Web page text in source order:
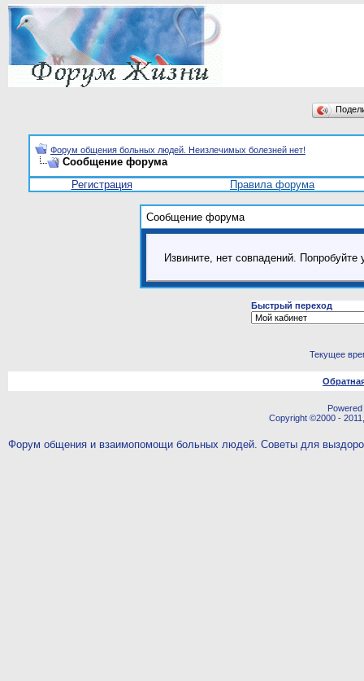
Форум общения больных людей. Неизлечимых болезней нет!
Сообщение форума
Регистрация
Правила форума
Сообщение форума
Извините, нет совпадений.
Быстрый переход
Текущее
Copyright ©2000 -
Форум общения и взаимопомощи больных людей. Советы для